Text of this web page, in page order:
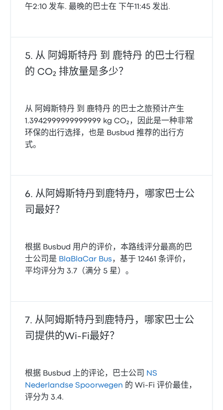
午2:10 发车. 最晚的巴士在 下午11:45 发出.
从 阿姆斯特丹 到 鹿特丹 的巴士行程
的 CO₂ 排放量是多少？
从 阿姆斯特丹 到 鹿特丹 的巴士之旅预计产生
1.3942999999999999 kg CO₂，因此是一种非常
环保的出行选择，也是 Busbud 推荐的出行方
式。
从阿姆斯特丹到鹿特丹，哪家巴士公
司最好？
根据 Busbud 用户的评价，本路线评分最高的巴
士公司是 BlaBlaCar Bus ，基于 12461 条评价，
平均评分为 3.7（满分 5 星）。
从阿姆斯特丹到鹿特丹，哪家巴士公
司提供的Wi‑Fi最好？
根据 Busbud 上的评论，巴士公司
NS
Nederlandse Spoorwegen 的 Wi‑Fi 评价最佳，
评分为 3.4.